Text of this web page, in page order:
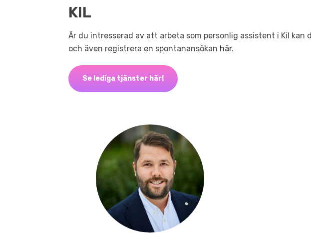
KIL
Är du intresserad av att arbeta som personlig assistent i Kil kan
och även registrera en spontanansökan här.
Se lediga tjänster här!